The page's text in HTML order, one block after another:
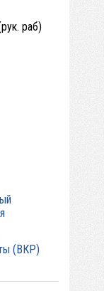
раб)
(ВКР)